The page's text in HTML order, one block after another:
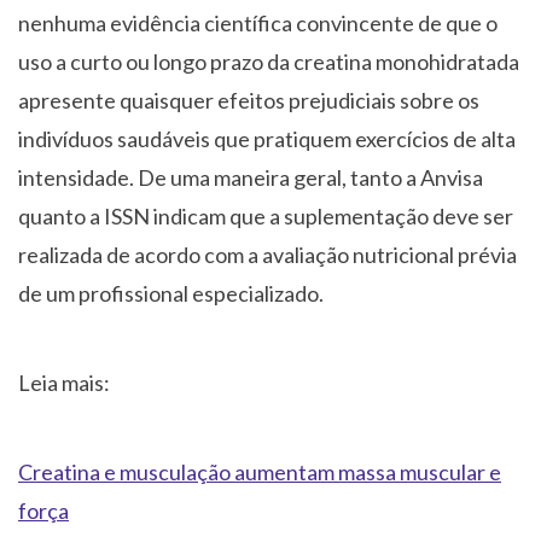
nenhuma evidência científica convincente de que o
uso a curto ou longo prazo da creatina monohidratada
apresente quaisquer efeitos prejudiciais sobre os
indivíduos saudáveis que pratiquem exercícios de alta
intensidade. De uma maneira geral, tanto a Anvisa
quanto a ISSN indicam que a suplementação deve ser
realizada de acordo com a avaliação nutricional prévia
de um profissional especializado.
Leia mais:
Creatina e musculação aumentam massa muscular e
força